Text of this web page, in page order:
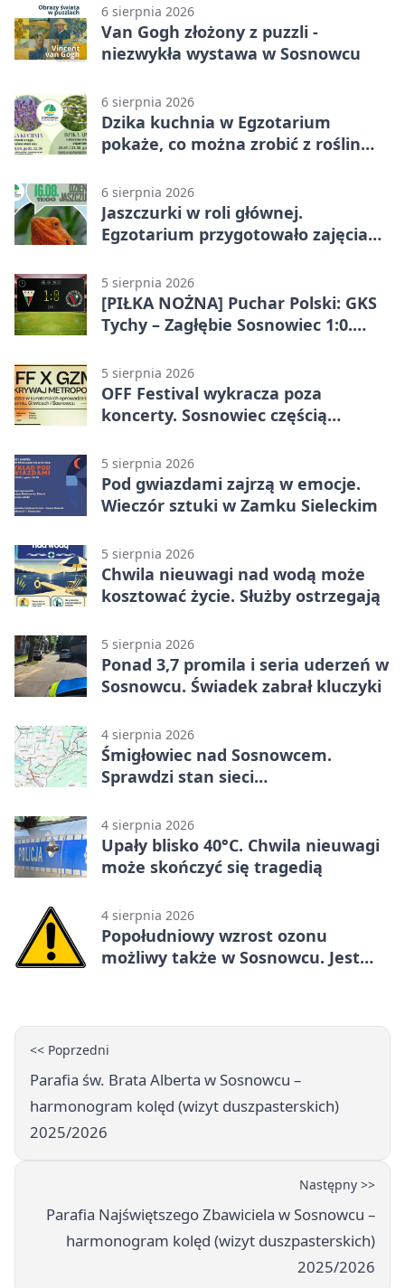
6 sierpnia 2026
Van Gogh złożony z puzzli -
niezwykła wystawa w Sosnowcu
6 sierpnia 2026
Dzika kuchnia w Egzotarium
pokaże, co można zrobić z roślin
6 sierpnia 2026
Jaszczurki w roli głównej.
Egzotarium przygotowało zajęcia
5 sierpnia 2026
[PIŁKA NOŻNA] Puchar Polski: GKS
Tychy – Zagłębie Sosnowiec 1:0.
przed przerwą
5 sierpnia 2026
OFF Festival wykracza poza
koncerty. Sosnowiec częścią
5 sierpnia 2026
Pod gwiazdami zajrzą w emocje.
Wieczór sztuki w Zamku Sieleckim
5 sierpnia 2026
Chwila nieuwagi nad wodą może
kosztować życie. Służby ostrzegają
5 sierpnia 2026
Ponad 3,7 promila i seria uderzeń w
Sosnowcu. Świadek zabrał kluczyki
4 sierpnia 2026
Śmigłowiec nad Sosnowcem.
Sprawdzi stan sieci
4 sierpnia 2026
Upały blisko 40°C. Chwila nieuwagi
może skończyć się tragedią
4 sierpnia 2026
Popołudniowy wzrost ozonu
możliwy także w Sosnowcu. Jest
<< Poprzedni
Parafia św. Brata Alberta w Sosnowcu –
harmonogram kolęd (wizyt duszpasterskich)
2025/2026
Następny >>
Parafia Najświętszego Zbawiciela w Sosnowcu –
harmonogram kolęd (wizyt duszpasterskich)
2025/2026